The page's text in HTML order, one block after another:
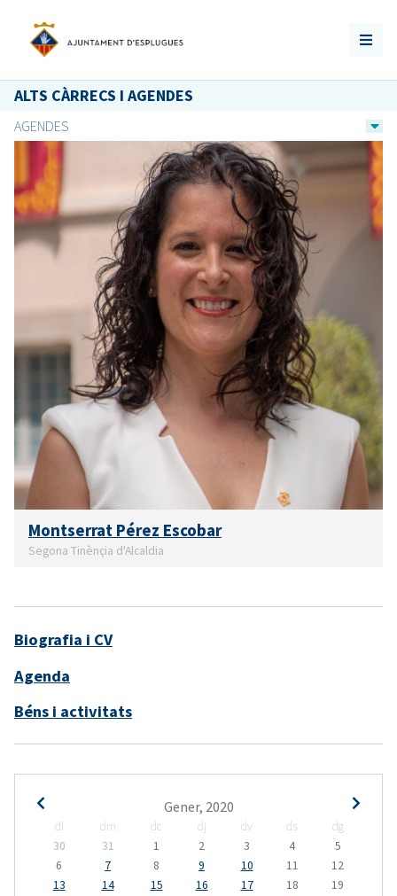
ALTS CÀRRECS I AGENDES
AGENDES
Montserrat Pérez Escobar
Segona Tinènçia d'Alcaldia
Biografia i CV
Agenda
Béns i activitats
Gener, 2020
dl dm dc dj dv ds
dg
30
31 1 2 3 4
5
6
7 8 9 10 11
12
13
14 15 16 17 18
19